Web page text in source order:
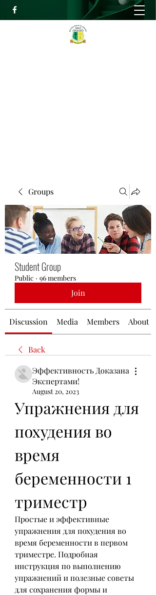
Groups
Student Group
Public · 96 members
Join
Discussion Media Members About
Back
Эффективность Доказана
Экспертами!
August 20, 2023
Упражнения для
похудения во
время
беременности 1
триместр
Простые и эффективные
упражнения для похудения во
время беременности в первом
триместре. Подробная
инструкция по выполнению
упражнений и полезные советы
для сохранения формы и